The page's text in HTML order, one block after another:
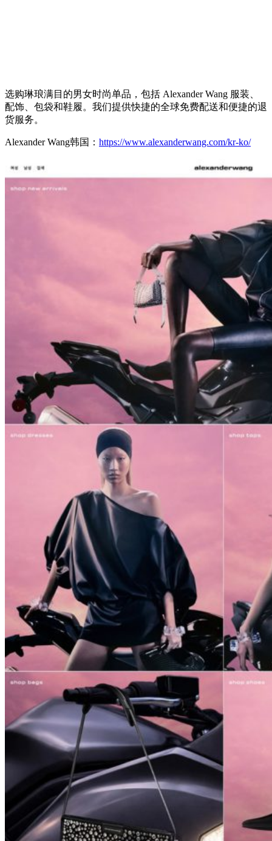
选购琳琅满目的男女时尚单品，包括 Alexander Wang 服装、
配饰、包袋和鞋履。我们提供快捷的全球免费配送和便捷的退
货服务。
Alexander Wang韩国： https://www.alexanderwang.com/kr-ko/